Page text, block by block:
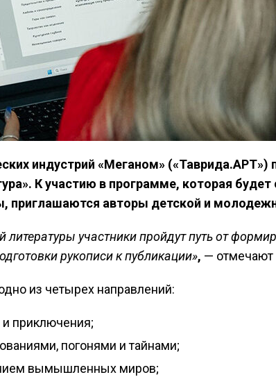
индустрий «Меганом» («Таврида.АРТ»)
К участию в программе, которая будет
приглашаются авторы детской и
участники пройдут путь от
рукописи к публикации», — отмечают
из четырех направлений:
и приключения;
погонями и тайнами;
вымышленных миров;